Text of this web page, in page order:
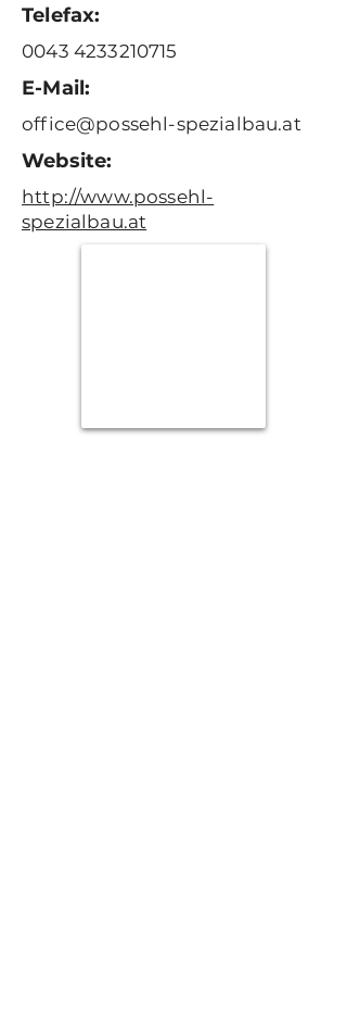
Telefax:
0043 4233210715
E-Mail:
office@possehl-spezialbau.at
Website:
http://www.possehl-
spezialbau.at